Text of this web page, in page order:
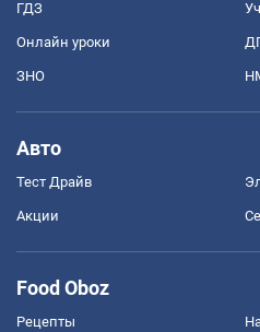
ГДЗ
Онлайн уроки
ЗНО
Авто
Тест Драйв
Акции
Food Oboz
Рецепты